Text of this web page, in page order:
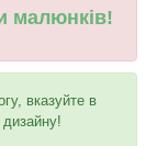
малюнків!
вказуйте в